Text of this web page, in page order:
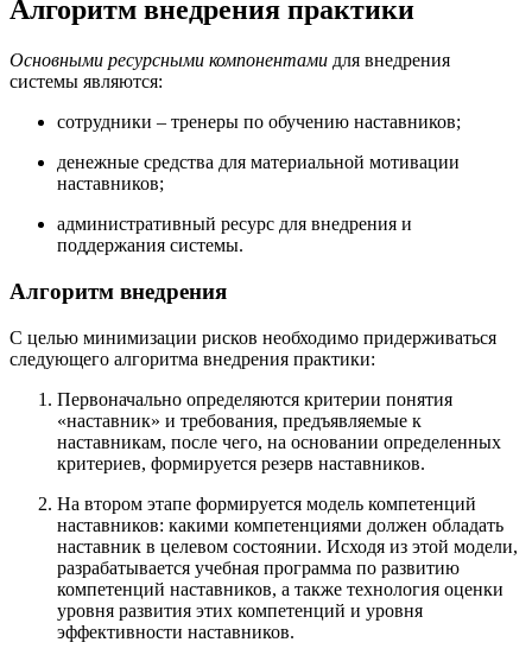
Алгоритм внедрения практики
Основными ресурсными компонентами для внедрения
системы являются:
сотрудники – тренеры по обучению наставников;
денежные средства для материальной мотивации
наставников;
административный ресурс для внедрения и
поддержания системы.
Алгоритм внедрения
С целью минимизации рисков необходимо придерживаться
следующего алгоритма внедрения практики:
Первоначально определяются критерии понятия
«наставник» и требования, предъявляемые к
наставникам, после чего, на основании определенных
критериев, формируется резерв наставников.
На втором этапе формируется модель компетенций
наставников: какими компетенциями должен обладать
наставник в целевом состоянии. Исходя из этой модели,
разрабатывается учебная программа по развитию
компетенций наставников, а также технология оценки
уровня развития этих компетенций и уровня
эффективности наставников.